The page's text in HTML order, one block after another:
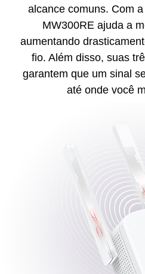
alcance comuns. Com
MW300RE ajuda a
aumentando
fio. Além disso, suas
garantem que um sinal
até onde você